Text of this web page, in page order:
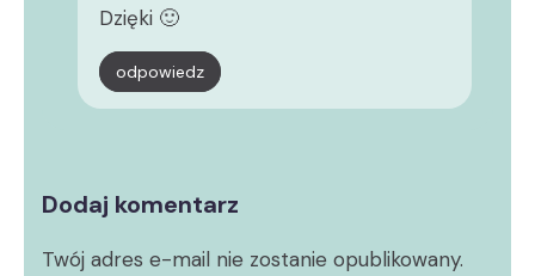
Dzięki 🙂
odpowiedz
Dodaj komentarz
Twój adres e-mail nie zostanie opublikowany.